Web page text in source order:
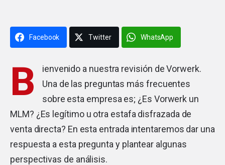
Facebook Twitter WhatsApp
B
ienvenido a nuestra revisión de Vorwerk.
Una de las preguntas más frecuentes
sobre esta empresa es; ¿Es Vorwerk un
MLM? ¿Es legítimo u otra estafa disfrazada de
venta directa? En esta entrada intentaremos dar una
respuesta a esta pregunta y plantear algunas
perspectivas de análisis.